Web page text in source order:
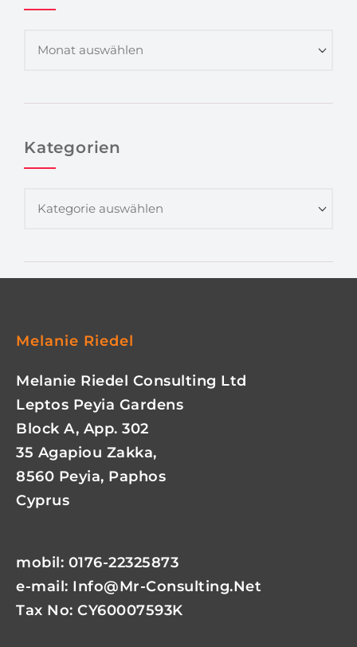
Kategorien
Melanie Riedel
Melanie Riedel Consulting Ltd
Leptos Peyia Gardens
Block A, App. 302
35 Agapiou Zakka,
8560 Peyia, Paphos
Cyprus
mobil: 0176-22325873
e-mail: Info@mr-Consulting.net
Tax No: CY60007593K